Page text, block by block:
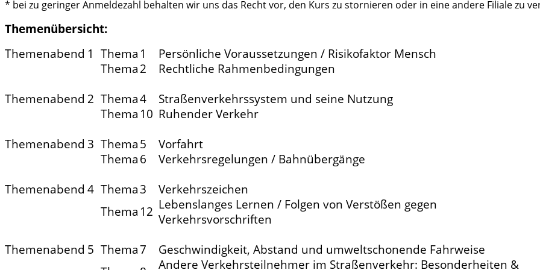
* bei zu geringer Anmeldezahl behalten wir uns das Recht vor, den Kurs zu stornieren oder in eine andere Filiale zu
Themenübersicht:
Themenabend 1 Thema 1
Persönliche Voraussetzungen / Risikofaktor Mensch
Thema 2
Rechtliche Rahmenbedingungen
Themenabend 2 Thema4
Straßenverkehrssystem und seine Nutzung
Thema 10 Ruhender Verkehr
Themenabend 3 Thema 5
Vorfahrt
Thema 6
Verkehrsregelungen / Bahnübergänge
Themenabend 4 Thema3
Verkehrszeichen
Thema 12 Lebenslanges Lernen / Folgen von Verstößen gegen
Verkehrsvorschriften
Themenabend 5 Thema7
Geschwindigkeit, Abstand und umweltschonende Fahrweise
Andere Verkehrsteilnehmer im Straßenverkehr: Besonderheiten &